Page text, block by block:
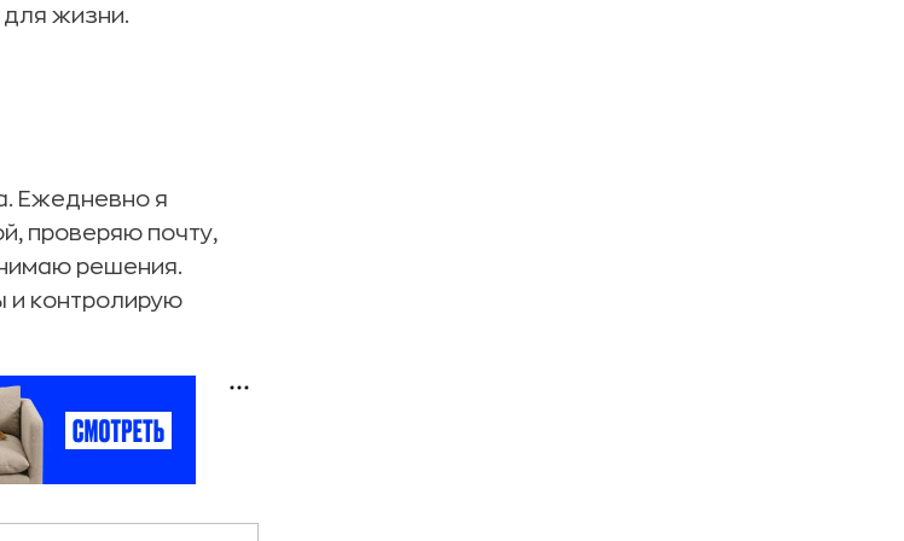
жизни.
Ежедневно я
проверяю почту,
решения.
и контролирую